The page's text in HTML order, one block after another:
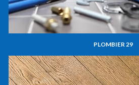
PLOMBIER 29